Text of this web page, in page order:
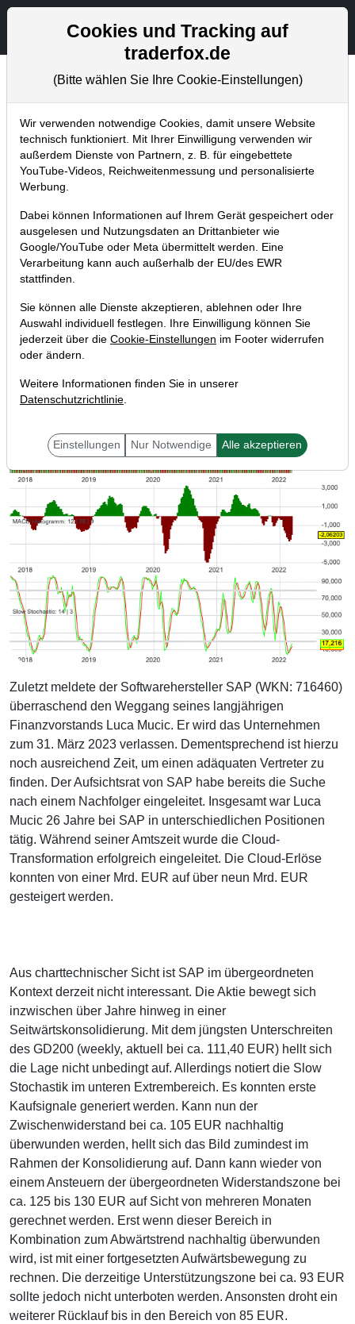
Aktien- und Artikelsuche
Chartanalysen
Home Blog Chartanalysen
Chartanalyse SAP: kann das
Ausscheiden des CFOs
kompensiert werden?
21.03.2022 um 07:43 Uhr | P. Uhlschmied
Zuletzt meldete der Softwarehersteller SAP (WKN: 716460)
überraschend den Weggang seines langjährigen
Finanzvorstands Luca Mucic. Er wird das Unternehmen
zum 31. März 2023 verlassen. Dementsprechend ist hierzu
noch ausreichend Zeit, um einen adäquaten Vertreter zu
finden. Der Aufsichtsrat von SAP habe bereits die Suche
nach einem Nachfolger eingeleitet. Insgesamt war Luca
Mucic 26 Jahre bei SAP in unterschiedlichen Positionen
tätig. Während seiner Amtszeit wurde die Cloud-
Transformation erfolgreich eingeleitet. Die Cloud-Erlöse
konnten von einer Mrd. EUR auf über neun Mrd. EUR
gesteigert werden.
Aus charttechnischer Sicht ist SAP im übergeordneten
Kontext derzeit nicht interessant. Die Aktie bewegt sich
inzwischen über Jahre hinweg in einer
Seitwärtskonsolidierung. Mit dem jüngsten Unterschreiten
des GD200 (weekly, aktuell bei ca. 111,40 EUR) hellt sich
die Lage nicht unbedingt auf. Allerdings notiert die Slow
Stochastik im unteren Extrembereich. Es konnten erste
Kaufsignale generiert werden. Kann nun der
Zwischenwiderstand bei ca. 105 EUR nachhaltig
überwunden werden, hellt sich das Bild zumindest im
Rahmen der Konsolidierung auf. Dann kann wieder von
einem Ansteuern der übergeordneten Widerstandszone bei
ca. 125 bis 130 EUR auf Sicht von mehreren Monaten
gerechnet werden. Erst wenn dieser Bereich in
Kombination zum Abwärtstrend nachhaltig überwunden
wird, ist mit einer fortgesetzten Aufwärtsbewegung zu
rechnen. Die derzeitige Unterstützungszone bei ca. 93 EUR
sollte jedoch nicht unterboten werden. Ansonsten droht ein
weiterer Rücklauf bis in den Bereich von 85 EUR.
Cookies und Tracking auf
traderfox.de
(Bitte wählen Sie Ihre Cookie-Einstellungen)
Wir verwenden notwendige Cookies, damit unsere Website
technisch funktioniert. Mit Ihrer Einwilligung verwenden wir
außerdem Dienste von Partnern, z. B. für eingebettete
YouTube-Videos, Reichweitenmessung und personalisierte
Werbung.
Dabei können Informationen auf Ihrem Gerät gespeichert oder
ausgelesen und Nutzungsdaten an Drittanbieter wie
Google/YouTube oder Meta übermittelt werden. Eine
Verarbeitung kann auch außerhalb der EU/des EWR
stattfinden.
Sie können alle Dienste akzeptieren, ablehnen oder Ihre
Auswahl individuell festlegen. Ihre Einwilligung können Sie
jederzeit über die Cookie-Einstellungen im Footer widerrufen
oder ändern.
Weitere Informationen finden Sie in unserer
Datenschutzrichtlinie.
Einstellungen Nur Notwendige Alle akzeptieren